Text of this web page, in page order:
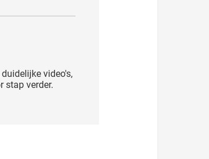
video's,
stap verder.